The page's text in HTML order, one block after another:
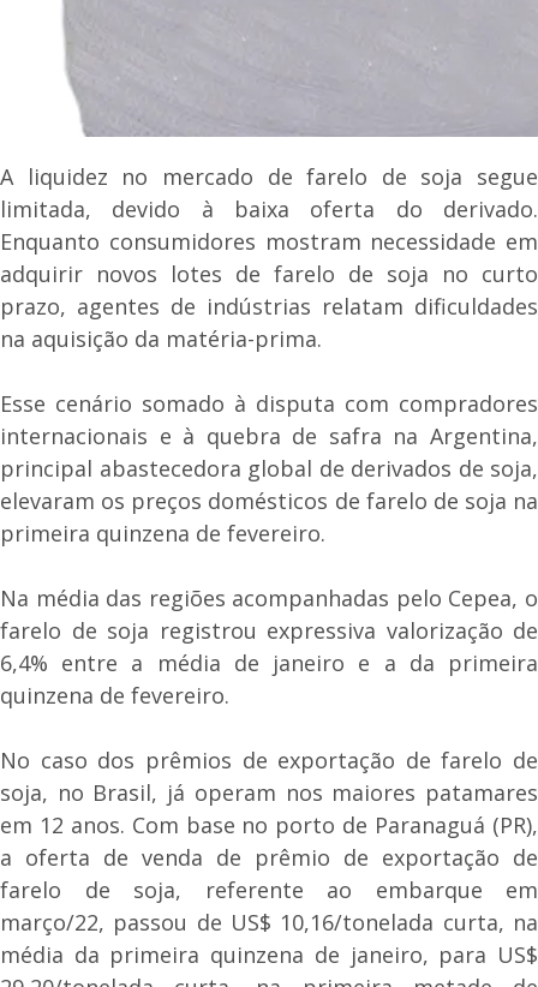
A liquidez no mercado de farelo de soja segue
limitada, devido à baixa oferta do derivado.
Enquanto consumidores mostram necessidade em
adquirir novos lotes de farelo de soja no curto
prazo, agentes de indústrias relatam dificuldades
na aquisição da matéria-prima.
Esse cenário somado à disputa com compradores
internacionais e à quebra de safra na Argentina,
principal abastecedora global de derivados de soja,
elevaram os preços domésticos de farelo de soja na
primeira quinzena de fevereiro.
Na média das regiões acompanhadas pelo Cepea, o
farelo de soja registrou expressiva valorização de
6,4% entre a média de janeiro e a da primeira
quinzena de fevereiro.
No caso dos prêmios de exportação de farelo de
soja, no Brasil, já operam nos maiores patamares
em 12 anos. Com base no porto de Paranaguá (PR),
a oferta de venda de prêmio de exportação de
farelo de soja, referente ao embarque em
março/22, passou de US$ 10,16/tonelada curta, na
média da primeira quinzena de janeiro, para US$